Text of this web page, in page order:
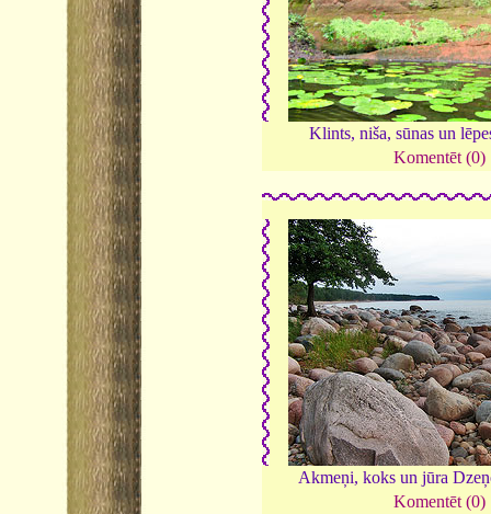
Klints, niša, sūnas un
Komentēt (0)
Akmeņi, koks un jūra
Komentēt (0)